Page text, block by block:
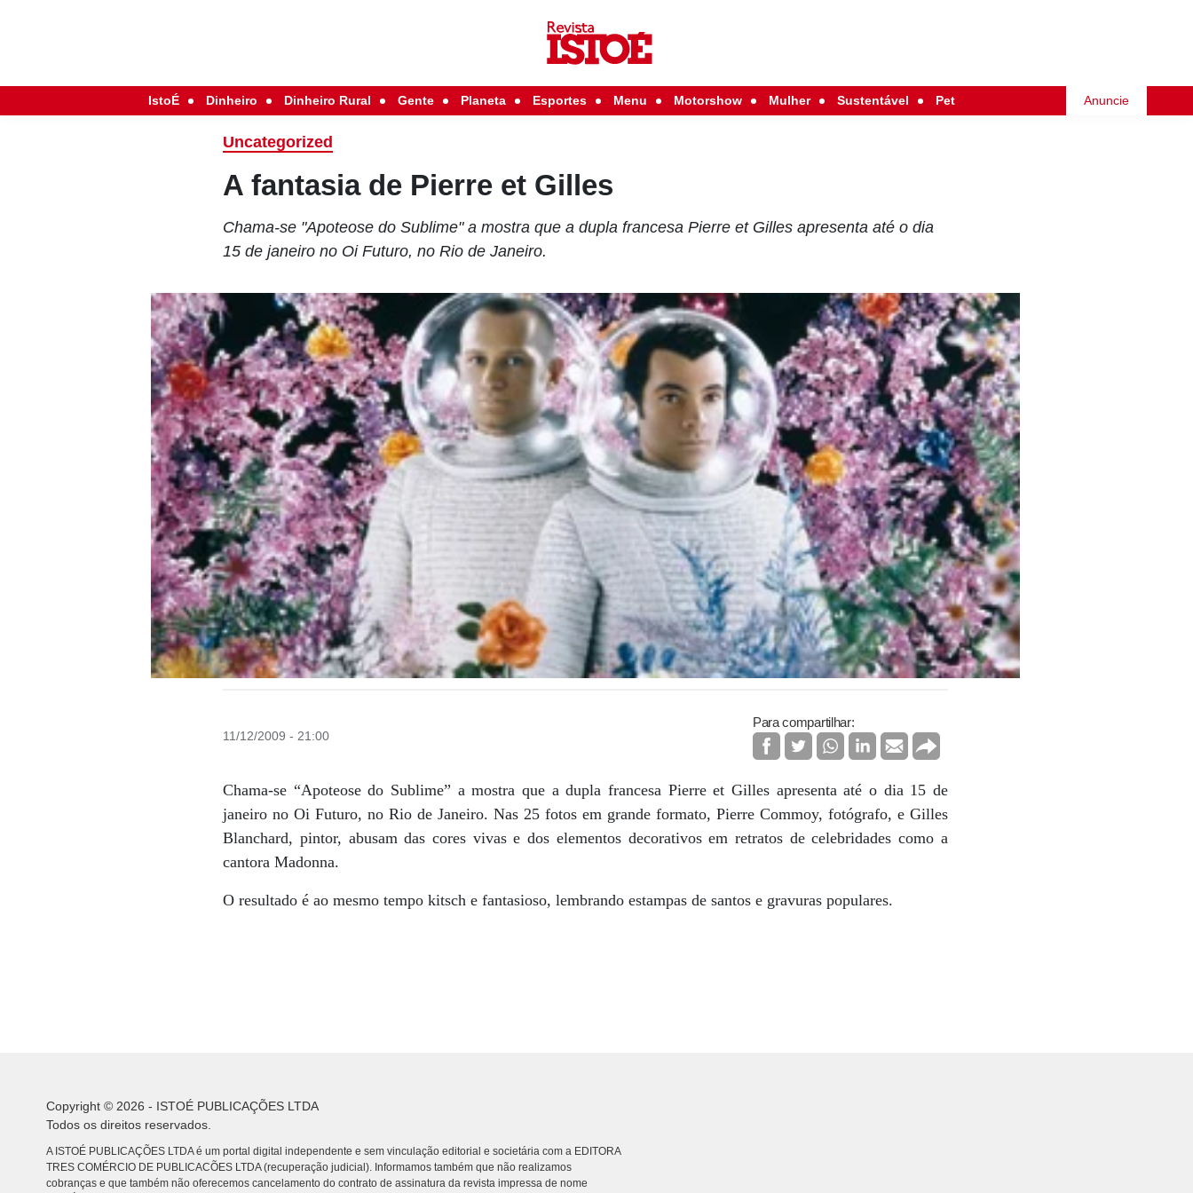
IstoÉ Dinheiro Dinheiro Rural Gente Planeta Esportes Menu Motorshow Mulher Sustentável Pet Anuncie
Uncategorized
A fantasia de Pierre et Gilles
Chama-se "Apoteose do Sublime" a mostra que a dupla francesa Pierre et Gilles apresenta até o dia
15 de janeiro no Oi Futuro, no Rio de Janeiro.
11/12/2009 - 21:00
Para compartilhar:
Chama-se “Apoteose do Sublime” a mostra que a dupla francesa Pierre et Gilles apresenta até o dia 15 de
janeiro no Oi Futuro, no Rio de Janeiro. Nas 25 fotos em grande formato, Pierre Commoy, fotógrafo, e Gilles
Blanchard, pintor, abusam das cores vivas e dos elementos decorativos em retratos de celebridades como a
cantora Madonna.
O resultado é ao mesmo tempo kitsch e fantasioso, lembrando estampas de santos e gravuras populares.
Copyright © 2026 - ISTOÉ PUBLICAÇÕES LTDA
Todos os direitos reservados.
A ISTOÉ PUBLICAÇÕES LTDA é um portal digital independente e sem vinculação editorial e societária com a EDITORA
TRES COMÉRCIO DE PUBLICACÕES LTDA (recuperação judicial). Informamos também que não realizamos
cobranças e que também não oferecemos cancelamento do contrato de assinatura da revista impressa de nome